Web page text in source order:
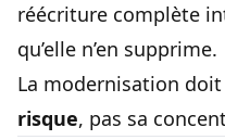
réécriture complète
qu’elle n’en supprime.
La modernisation
risque, pas sa